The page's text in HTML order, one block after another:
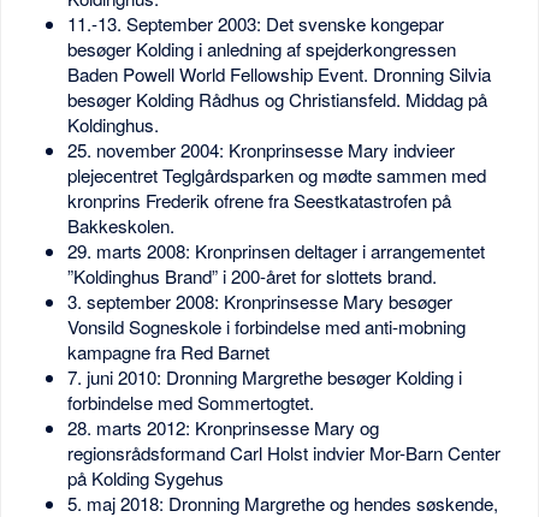
11.-13. September 2003: Det svenske kongepar
besøger Kolding i anledning af spejderkongressen
Baden Powell World Fellowship Event. Dronning Silvia
besøger Kolding Rådhus og Christiansfeld. Middag på
Koldinghus.
25. november 2004: Kronprinsesse Mary indvieer
plejecentret Teglgårdsparken og mødte sammen med
kronprins Frederik ofrene fra Seestkatastrofen på
Bakkeskolen.
29. marts 2008: Kronprinsen deltager i arrangementet
”Koldinghus Brand” i 200-året for slottets brand.
3. september 2008: Kronprinsesse Mary besøger
Vonsild Sogneskole i forbindelse med anti-mobning
kampagne fra Red Barnet
7. juni 2010: Dronning Margrethe besøger Kolding i
forbindelse med Sommertogtet.
28. marts 2012: Kronprinsesse Mary og
regionsrådsformand Carl Holst indvier Mor-Barn Center
på Kolding Sygehus
5. maj 2018: Dronning Margrethe og hendes søskende,